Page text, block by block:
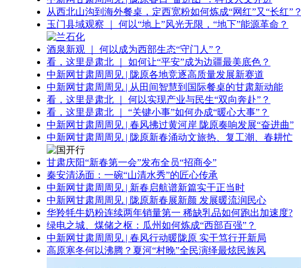
从西北山沟到海外餐桌，定西宽粉如何炼成“网红”又“长红”？
玉门县域观察 ｜ 何以“地上”风光无限，“地下”能源革命？
酒泉新观 ｜ 何以成为西部生态“守门人”？
看，这里是肃北 ｜ 如何让“平安”成为边疆最美底色？
中新网甘肃周周见 | 陇原各地竞逐高质量发展新赛道
中新网甘肃周周见 | 从田间智慧到国际餐桌的甘肃新动能
看，这里是肃北 ｜ 何以实现产业与民生“双向奔赴”？
看，这里是肃北 ｜ “关键小事”如何办成“暖心大事”？
中新网甘肃周周见 | 春风拂过黄河岸 陇原奏响发展“奋进曲”
中新网甘肃周周见 | 陇原新春涌动文旅热、复工潮、春耕忙
甘肃庆阳“新春第一会”发布全员“招商令”
秦安清汤面：一碗“山清水秀”的匠心传承
中新网甘肃周周见 | 新春启航谱新篇实干正当时
中新网甘肃周周见 | 陇原新春展新颜 发展暖流润民心
华羚牦牛奶粉连续两年销量第一 稀缺乳品如何跑出加速度?
绿电之城、煤储之枢：瓜州如何炼成“西部百强”？
中新网甘肃周周见 | 春风行动暖陇原 实干笃行开新局
高原寒冬何以沸腾？夏河“村晚”全民演绎最炫民族风